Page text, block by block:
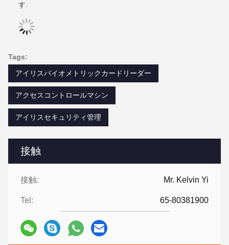
接触
接触: Mr. Kelvin Yi
Tel: 65-80381900
す.
Tags:
アイリスバイオメトリックカードリーダー
アクセスコントロールマシン
アイリスセキュリティ管理